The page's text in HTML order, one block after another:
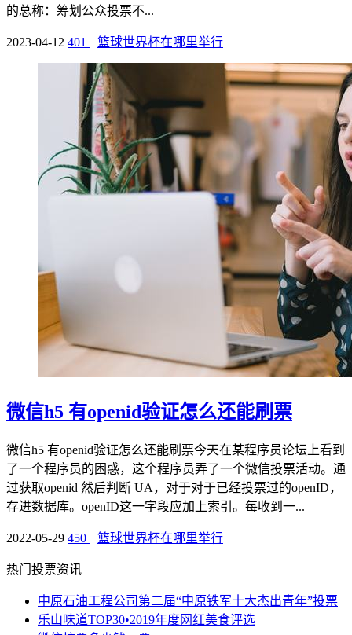
的总称：筹划公众投票不...
2023-04-12 401 篮球世界杯在哪里举行
微信h5 有openid验证怎么还能刷票
微信h5 有openid验证怎么还能刷票今天在某程序员论坛上看到
了一个程序员的困惑，这个程序员弄了一个微信投票活动。通
过获取openid 然后判断 UA，对于对于已经投票过的openID，
存进数据库。openID这一字段应加上索引。每收到一...
2022-05-29 450 篮球世界杯在哪里举行
热门投票资讯
中原石油工程公司第二届“中原铁军十大杰出青年”投票
乐山味道TOP30•2019年度网红美食评选